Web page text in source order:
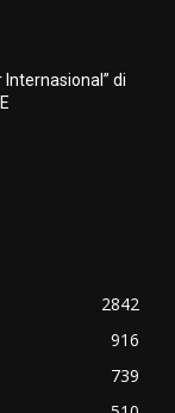
Internasional” di
2842
916
739